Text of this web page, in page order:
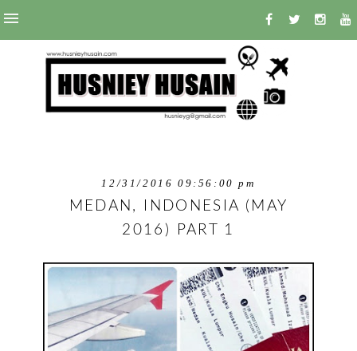
12/31/2016 09:56:00 pm
MEDAN, INDONESIA (MAY
2016) PART 1